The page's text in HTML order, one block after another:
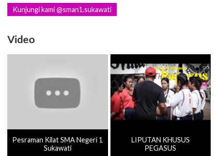
Kunjungi kami @sman1.sukawati
Video
Pesraman Kilat SMA Negeri 1
Sukawati
LIPUTAN KHUSUS
PEGASUS